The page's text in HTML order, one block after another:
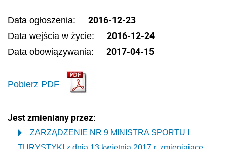
Data ogłoszenia: 2016-12-23
Data wejścia w życie: 2016-12-24
Data obowiązywania: 2017-04-15
Pobierz PDF
Jest zmieniany przez:
ZARZĄDZENIE NR 9 MINISTRA SPORTU I